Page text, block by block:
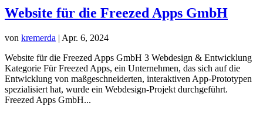
Website für die Freezed Apps GmbH
von kremerda | Apr. 6, 2024
Website für die Freezed Apps GmbH 3 Webdesign & Entwicklung
Kategorie Für Freezed Apps, ein Unternehmen, das sich auf die
Entwicklung von maßgeschneiderten, interaktiven App-Prototypen
spezialisiert hat, wurde ein Webdesign-Projekt durchgeführt.
Freezed Apps GmbH...